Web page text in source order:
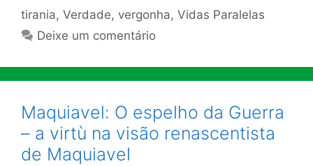
tirania, Verdade, vergonha, Vidas Paralelas
Deixe um comentário
Maquiavel: O espelho da Guerra
– a virtù na visão renascentista
de Maquiavel